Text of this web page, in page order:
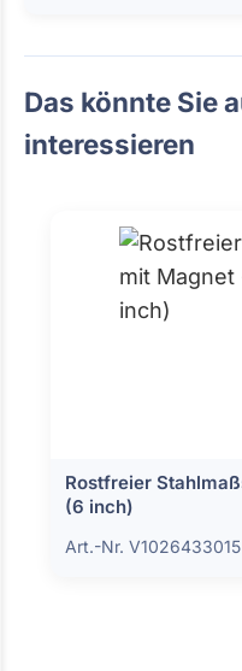
Das könnte Sie
interessieren
Rostfreier
(6 inch)
Art.-Nr. V1026433015